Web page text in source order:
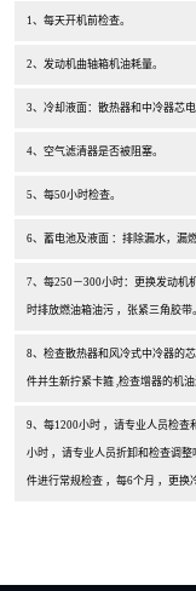
1、每天开机前检查。
2、发动机曲轴箱机油耗量。
3、冷却液面：散热器和中冷器芯
4、空气滤清器是否被阻塞。
5、每50小时检查。
6、蓄电池及液面 ：排除漏水，漏
7、每250－300小时：更换发动机
时排放燃油箱油污 ，张紧三角胶带
8、检查散热器和风冷式中冷器的
件并生新拧紧卡箍 ,检查增器的机油
9、每1200小时 ，请专业人员检查
小时 ，请专业人员折卸和检查调
件进行常规检查 ，每6个月 ，更换